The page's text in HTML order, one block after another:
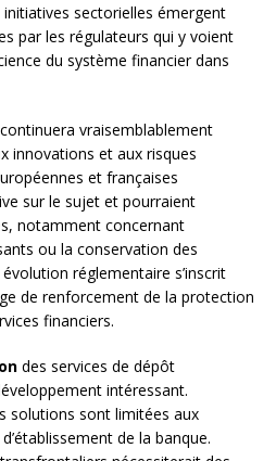
initiatives sectorielles émergent
par les régulateurs qui y voient
du système financier dans
continuera vraisemblablement
innovations et aux risques
et françaises
sur le sujet et pourraient
notamment concernant
ou la conservation des
réglementaire s’inscrit
de renforcement de la protection
financiers.
des services de dépôt
intéressant.
solutions sont limitées aux
de la banque.